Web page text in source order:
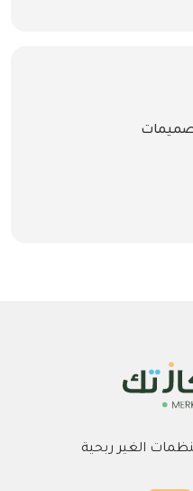
الغير ربحية